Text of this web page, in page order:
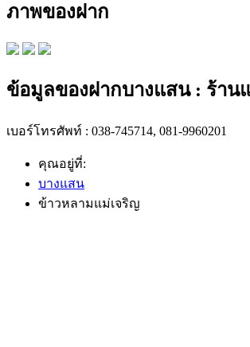
ภาพของฝาก
ข้อมูลของฝากบางแสน : ร้าน
เบอร์โทรศัพท์ : 038-745714, 081-9960201
คุณอยู่ที่:
บางแสน
ข้าวหลามแม่เจริญ